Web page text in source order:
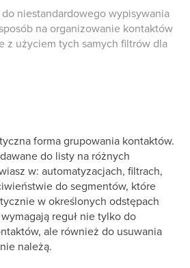
niestandardowego wypisywania
na organizowanie kontaktów
z użyciem tych samych filtrów dla
forma grupowania kontaktów.
do listy na różnych
w: automatyzacjach, filtrach,
do segmentów, które
w określonych odstępach
reguł nie tylko do
ale również do usuwania
należą.